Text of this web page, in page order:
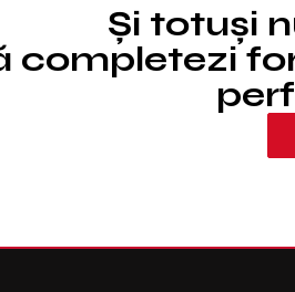
Și totuși
completezi